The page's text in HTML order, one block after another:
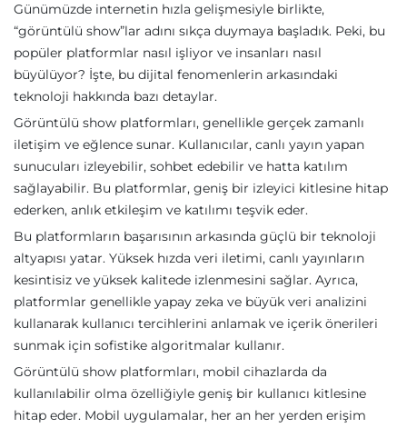
Günümüzde internetin hızla gelişmesiyle birlikte,
“görüntülü show”lar adını sıkça duymaya başladık. Peki, bu
popüler platformlar nasıl işliyor ve insanları nasıl
büyülüyor? İşte, bu dijital fenomenlerin arkasındaki
teknoloji hakkında bazı detaylar.
Görüntülü show platformları, genellikle gerçek zamanlı
iletişim ve eğlence sunar. Kullanıcılar, canlı yayın yapan
sunucuları izleyebilir, sohbet edebilir ve hatta katılım
sağlayabilir. Bu platformlar, geniş bir izleyici kitlesine hitap
ederken, anlık etkileşim ve katılımı teşvik eder.
Bu platformların başarısının arkasında güçlü bir teknoloji
altyapısı yatar. Yüksek hızda veri iletimi, canlı yayınların
kesintisiz ve yüksek kalitede izlenmesini sağlar. Ayrıca,
platformlar genellikle yapay zeka ve büyük veri analizini
kullanarak kullanıcı tercihlerini anlamak ve içerik önerileri
sunmak için sofistike algoritmalar kullanır.
Görüntülü show platformları, mobil cihazlarda da
kullanılabilir olma özelliğiyle geniş bir kullanıcı kitlesine
hitap eder. Mobil uygulamalar, her an her yerden erişim